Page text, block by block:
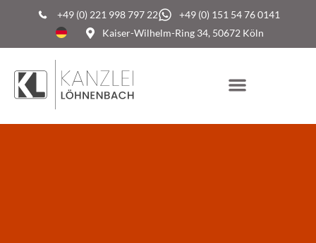
+49 (0) 221 998 797 22
+49 (0) 151 54 76 0141
Kaiser-Wilhelm-Ring 34, 50672 Köln